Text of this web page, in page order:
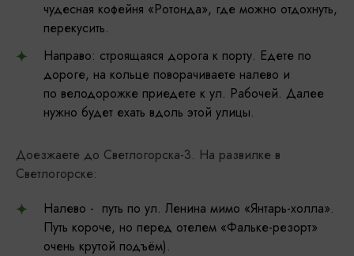
чудесная кофейня «Ротонда», где можно отдохнуть,
перекусить.
Направо: строящаяся дорога к порту. Едете по
дороге, на кольце поворачиваете налево и
по велодорожке приедете к ул. Рабочей. Далее
нужно будет ехать вдоль этой улицы.
Доезжаете до Светлогорска-3. На развилке в
Светлогорске:
Налево - путь по ул. Ленина мимо «Янтарь-холла».
Путь короче, но перед отелем «Фальке-резорт»
очень крутой подъём).